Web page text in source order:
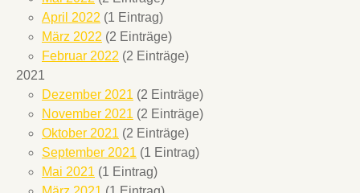
April 2022 (1 Eintrag)
März 2022 (2 Einträge)
Februar 2022 (2 Einträge)
2021
Dezember 2021 (2 Einträge)
November 2021 (2 Einträge)
Oktober 2021 (2 Einträge)
September 2021 (1 Eintrag)
Mai 2021 (1 Eintrag)